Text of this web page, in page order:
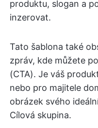
produktu, slogan a
inzerovat.
Tato šablona také
zpráv, kde můžete
(CTA). Je váš
nebo pro majitele
obrázek svého
Cílová skupina.